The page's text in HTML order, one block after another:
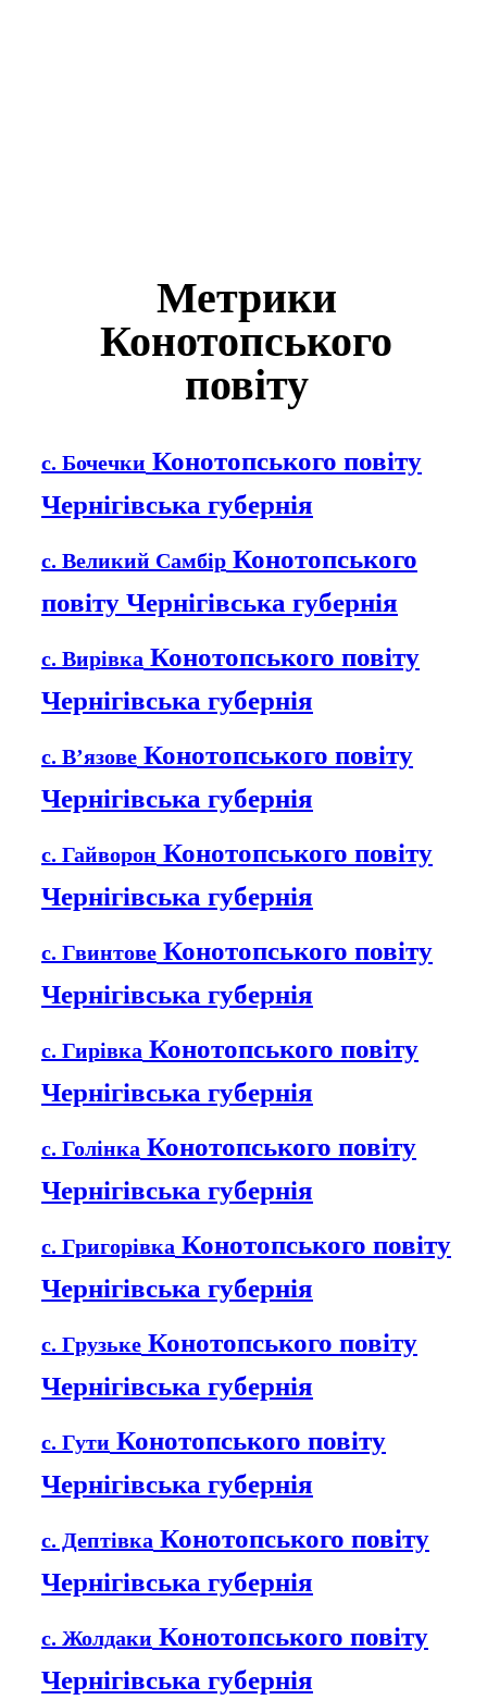
Метрики
Конотопського
повіту
с. Бочечки Конотопського повіту
Чернігівська губернія
с. Великий Самбір Конотопського
повіту Чернігівська губернія
с. Вирівка Конотопського повіту
Чернігівська губернія
с. В’язове Конотопського повіту
Чернігівська губернія
с. Гайворон Конотопського повіту
Чернігівська губернія
с. Гвинтове Конотопського повіту
Чернігівська губернія
с. Гирівка Конотопського повіту
Чернігівська губернія
с. Голінка Конотопського повіту
Чернігівська губернія
с. Григорівка Конотопського повіту
Чернігівська губернія
с. Грузьке Конотопського повіту
Чернігівська губернія
с. Гути Конотопського повіту
Чернігівська губернія
с. Дептівка Конотопського повіту
Чернігівська губернія
с. Жолдаки Конотопського повіту
Чернігівська губернія